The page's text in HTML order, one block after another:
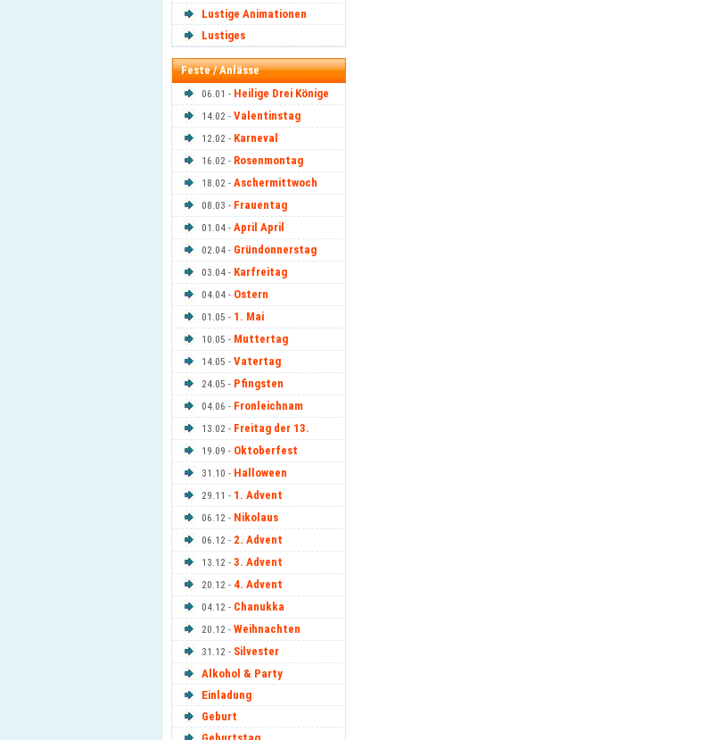
Lustige Animationen
Lustiges
Feste / Anlässe
06.01 - Heilige Drei Könige
14.02 - Valentinstag
12.02 - Karneval
16.02 - Rosenmontag
18.02 - Aschermittwoch
08.03 - Frauentag
01.04 - April April
02.04 - Gründonnerstag
03.04 - Karfreitag
04.04 - Ostern
01.05 - 1. Mai
10.05 - Muttertag
14.05 - Vatertag
24.05 - Pfingsten
04.06 - Fronleichnam
13.02 - Freitag der 13.
19.09 - Oktoberfest
31.10 - Halloween
29.11 - 1. Advent
06.12 - Nikolaus
06.12 - 2. Advent
13.12 - 3. Advent
20.12 - 4. Advent
04.12 - Chanukka
20.12 - Weihnachten
31.12 - Silvester
Alkohol & Party
Einladung
Geburt